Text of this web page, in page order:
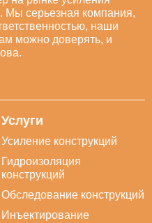
Мы серьезная компания,
наши
можно доверять, и
Услуги
Усиление конструкций
Гидроизоляция
конструкций
Обследование конструкций
Инъектирование